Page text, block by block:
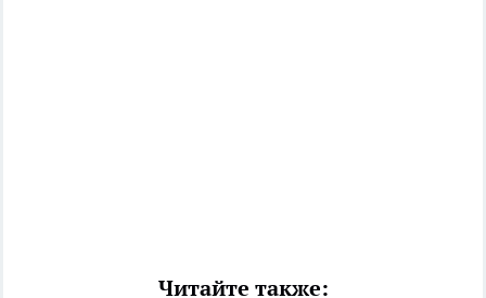
Читайте также: